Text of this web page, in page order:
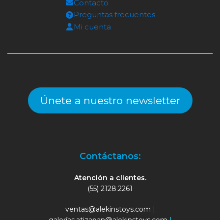
Contacto
Preguntas frecuentes
Mi cuenta
Únete a nuestro newsletter
Contáctanos:
Atención a clientes.
(55) 2128.2261
ventas@alekinstoys.com |